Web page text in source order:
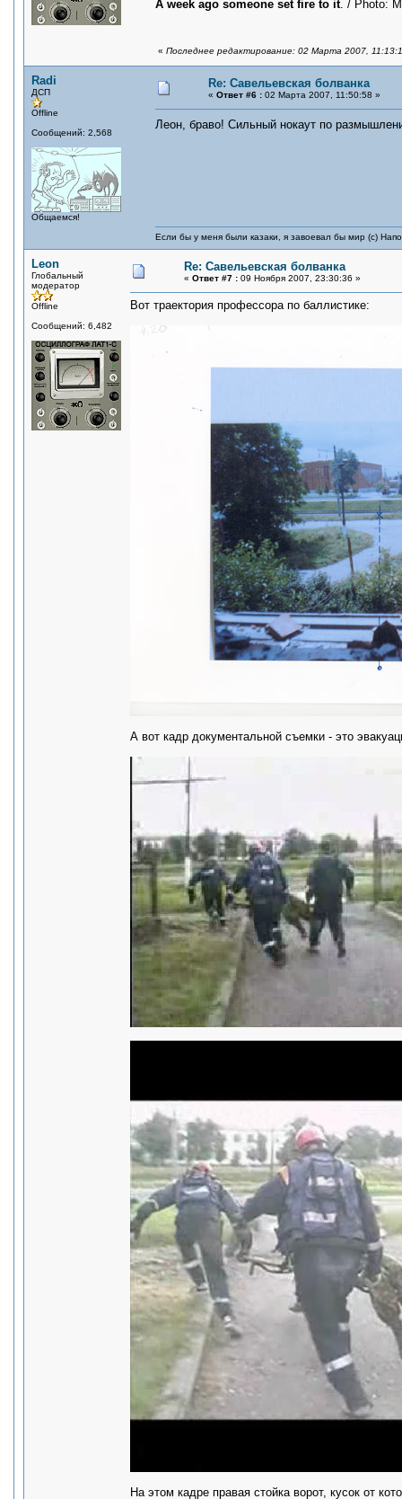
A week ago someone set fire to it. / Photo:
« Последнее редактирование: 02 Марта 2007,
Radi
ДСП
Offline
Сообщений: 2,568
Общаемся!
Re: Савельевская болванка
« Ответ #6 : 02 Марта 2007, 11:50:58 »
Леон, браво! Сильный нокаут по
Если бы у меня были казаки, я завоевал бы мир (с)
Leon
Глобальный
модератор
Offline
Сообщений: 6,482
Re: Савельевская болванка
« Ответ #7 : 09 Ноября 2007, 23:30:36 »
Вот траектория профессора по баллистике:
А вот кадр документальной съемки - это
На этом кадре правая стойка ворот, кусок от